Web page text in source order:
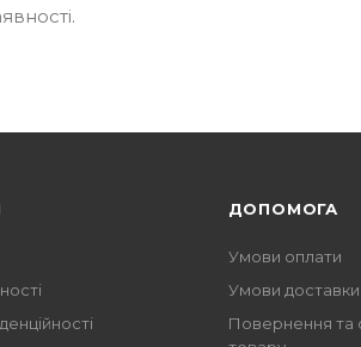
ДОПОМОГА
Умови оплати
Умови доставки
Повернення та